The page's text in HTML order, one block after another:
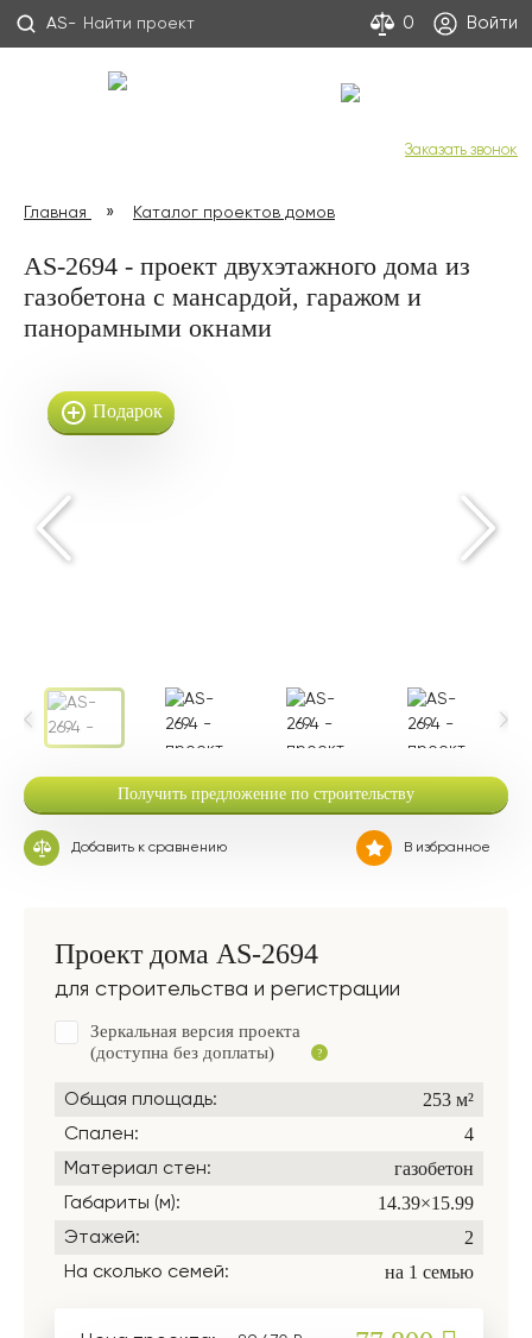
AS- 0 Войти
Заказать звонок
Главная Каталог проектов домов
AS-2694 - проект двухэтажного дома из
газобетона с мансардой, гаражом и
панорамными окнами
Подарок
Получить предложение по строительству
Добавить к сравнению В избранное
Проект дома AS-2694
для строительства и регистрации
Зеркальная версия проекта
(доступна без доплаты)
Общая площадь: 253 м²
Спален: 4
Материал стен: газобетон
Габариты (м): 14.39×15.99
Этажей: 2
На сколько семей: на 1 семью